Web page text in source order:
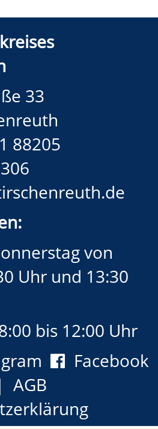
33
88205
von
Uhr und 13:30
bis 12:00 Uhr
Facebook
AGB